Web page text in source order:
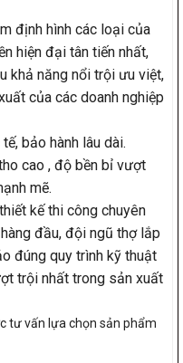
định hình các loại của
hiện đại tân tiến nhất,
khả năng nổi trội ưu việt,
của các doanh nghiệp
bảo hành lâu dài.
cao , độ bền bỉ vượt
mẽ.
kế thi công chuyên
đầu, đội ngũ thợ lắp
đúng quy trình kỹ thuật
trội nhất trong sản xuất
tư vấn lựa chọn sản phẩm